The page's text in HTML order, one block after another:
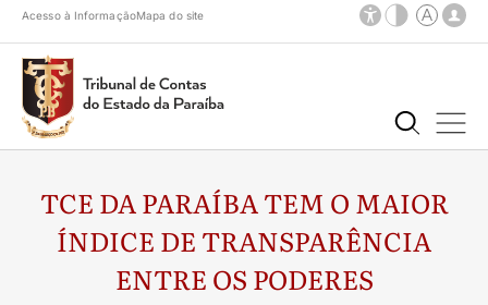
Acesso à InformaçãoMapa do site
TCE DA PARAÍBA TEM O MAIOR
ÍNDICE DE TRANSPARÊNCIA
ENTRE OS PODERES